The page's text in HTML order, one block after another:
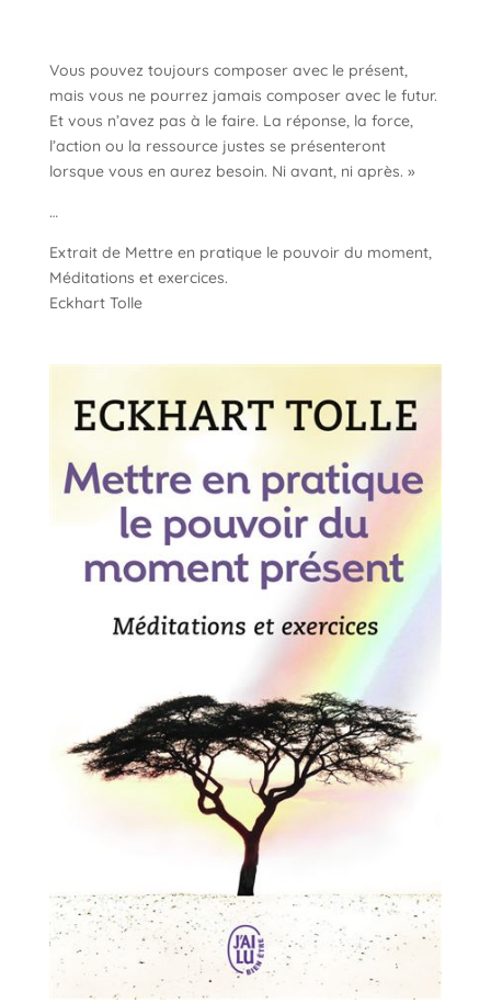
Vous pouvez toujours composer avec le présent,
mais vous ne pourrez jamais composer avec le futur.
Et vous n’avez pas à le faire. La réponse, la force,
l’action ou la ressource justes se présenteront
lorsque vous en aurez besoin. Ni avant, ni après. »
…
Extrait de Mettre en pratique le pouvoir du moment,
Méditations et exercices.
Eckhart Tolle